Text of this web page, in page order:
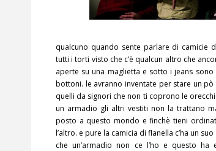
qualcuno quando sente parlare di camicie
tutti i torti visto che c’è qualcun altro che
aperte su una maglietta e sotto i jeans
bottoni. le avranno inventate per stare un
quelli da signori che non ti coprono le
un armadio gli altri vestiti non la trattano
posto a questo mondo e finchè tieni
l’altro. e pure la camicia di flanella c’ha un
che un’armadio non ce l’ho e questo